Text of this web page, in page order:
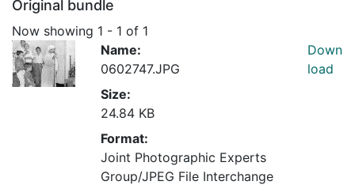
Original bundle
Now showing 1 - 1 of 1
Name:
0602747.JPG
Size:
24.84 KB
Format:
Joint Photographic Experts
Group/JPEG File Interchange
Down
load